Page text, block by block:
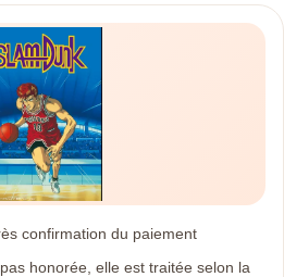
confirmation du paiement
honorée, elle est traitée selon la